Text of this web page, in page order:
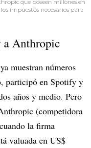
que poseen millones en
impuestos necesarios para
a Anthropic
muestran números
participó en Spotify y
años y medio. Pero
(competidora
la firma
valuada en US$